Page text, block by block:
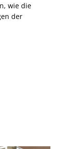
wie die
der